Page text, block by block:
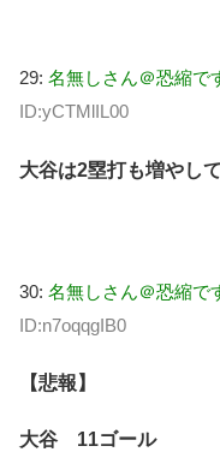
29: 名無しさん＠恐縮で
ID:yCTMlIL00
大谷は2塁打も増やし
30: 名無しさん＠恐縮で
ID:n7oqqgIB0
【悲報】
大谷 11ゴール